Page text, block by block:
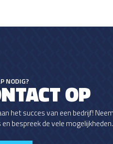
NODIG? OP
het succes van een bedrijf!
bespreek de vele mogelijkheden.